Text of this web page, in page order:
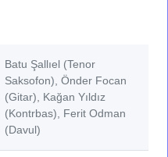
Batu Şallıel (Tenor
Saksofon), Önder Focan
(Gitar), Kağan Yıldız
(Kontrbas), Ferit Odman
(Davul)